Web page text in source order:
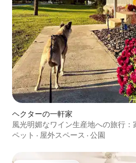
ヘクターの一軒家
風光明媚なワイン生産地への旅行
ペット · 屋外スペース · 公園